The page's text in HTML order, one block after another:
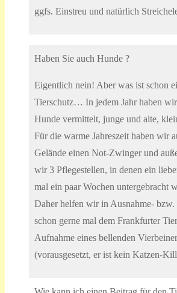
ggfs. Einstreu und natürlich
Haben Sie auch Hunde ?
Eigentlich nein! Aber was ist schon
Tierschutz… In jedem Jahr haben
Hunde vermittelt, junge und alte,
Für die warme Jahreszeit haben wir
Gelände einen Not-Zwinger und
wir 3 Pflegestellen, in denen ein
mal ein paar Wochen untergebracht
Daher helfen wir in Ausnahme-
schon gerne mal dem Frankfurter
Aufnahme eines bellenden
(vorausgesetzt, er ist kein Katzen-